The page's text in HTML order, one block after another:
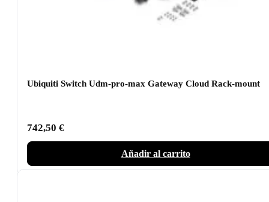
Ubiquiti Switch Udm-pro-max Gateway Cloud Rack-mount
742,50 €
Añadir al carrito